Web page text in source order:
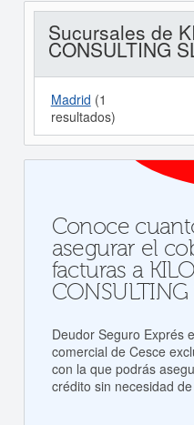
Sucursales de
CONSULTING
Madrid (1
resultados)
Conoce
asegurar el
facturas a
CONSULTING
Deudor Seguro Exprés
comercial de Cesce
con la que podrás
crédito sin necesidad